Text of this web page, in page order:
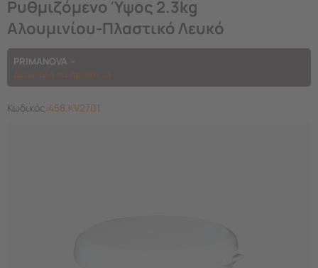
Ρυθμιζόμενο Ύψος 2.3kg
Αλουμινίου-Πλαστικό Λευκό
PRIMANOVA
Δείτε όλα τα προϊόντα
Κωδικός:458.KV2701